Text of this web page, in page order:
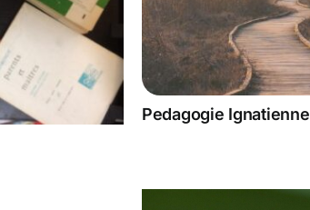
Pedagogie Ignatienne